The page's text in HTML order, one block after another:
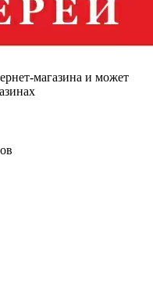
магазина и может